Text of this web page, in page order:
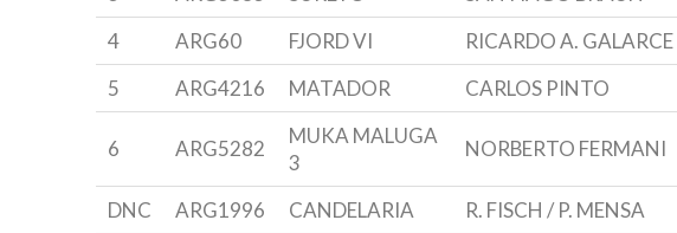
4
ARG60 FJORD VI RICARDO A. GALARCE
5
ARG4216 MATADOR CARLOS PINTO
6 ARG5282
MUKA MALUGA
3
NORBERTO FERMANI
DNC ARG1996 CANDELARIA R. FISCH / P. MENSA